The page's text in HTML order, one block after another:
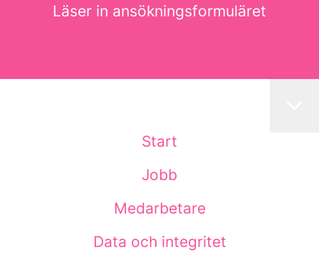
Läser in ansökningsformuläret
Start
Jobb
Medarbetare
Data och integritet